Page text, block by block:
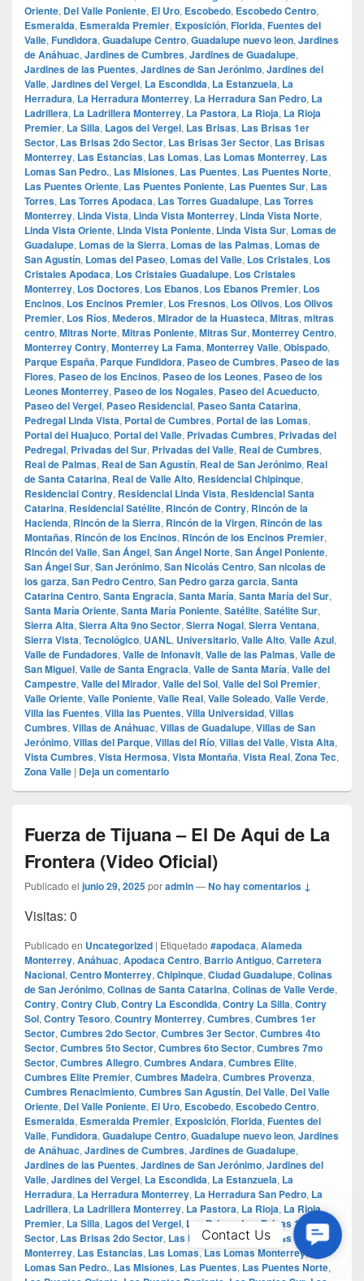
Oriente, Del Valle Poniente, El Uro, Escobedo, Escobedo Centro,
Esmeralda, Esmeralda Premier, Exposición, Florida, Fuentes del
Valle, Fundidora, Guadalupe Centro, Guadalupe nuevo leon, Jardines
de Anáhuac, Jardines de Cumbres, Jardines de Guadalupe,
Jardines de las Puentes, Jardines de San Jerónimo, Jardines del
Valle, Jardines del Vergel, La Escondida, La Estanzuela, La
Herradura, La Herradura Monterrey, La Herradura San Pedro, La
Ladrillera, La Ladrillera Monterrey, La Pastora, La Rioja, La Rioja
Premier, La Silla, Lagos del Vergel, Las Brisas, Las Brisas 1er
Sector, Las Brisas 2do Sector, Las Brisas 3er Sector, Las Brisas
Monterrey, Las Estancias, Las Lomas, Las Lomas Monterrey, Las
Lomas San Pedro., Las Misiones, Las Puentes, Las Puentes Norte,
Las Puentes Oriente, Las Puentes Poniente, Las Puentes Sur, Las
Torres, Las Torres Apodaca, Las Torres Guadalupe, Las Torres
Monterrey, Linda Vista, Linda Vista Monterrey, Linda Vista Norte,
Linda Vista Oriente, Linda Vista Poniente, Linda Vista Sur, Lomas de
Guadalupe, Lomas de la Sierra, Lomas de las Palmas, Lomas de
San Agustín, Lomas del Paseo, Lomas del Valle, Los Cristales, Los
Cristales Apodaca, Los Cristales Guadalupe, Los Cristales
Monterrey, Los Doctores, Los Ebanos, Los Ebanos Premier, Los
Encinos, Los Encinos Premier, Los Fresnos, Los Olivos, Los Olivos
Premier, Los Ríos, Mederos, Mirador de la Huasteca, Mitras, mitras
centro, Mitras Norte, Mitras Poniente, Mitras Sur, Monterrey Centro,
Monterrey Contry, Monterrey La Fama, Monterrey Valle, Obispado,
Parque España, Parque Fundidora, Paseo de Cumbres, Paseo de las
Flores, Paseo de los Encinos, Paseo de los Leones, Paseo de los
Leones Monterrey, Paseo de los Nogales, Paseo del Acueducto,
Paseo del Vergel, Paseo Residencial, Paseo Santa Catarina,
Pedregal Linda Vista, Portal de Cumbres, Portal de las Lomas,
Portal del Huajuco, Portal del Valle, Privadas Cumbres, Privadas del
Pedregal, Privadas del Sur, Privadas del Valle, Real de Cumbres,
Real de Palmas, Real de San Agustín, Real de San Jerónimo, Real
de Santa Catarina, Real de Valle Alto, Residencial Chipinque,
Residencial Contry, Residencial Linda Vista, Residencial Santa
Catarina, Residencial Satélite, Rincón de Contry, Rincón de la
Hacienda, Rincón de la Sierra, Rincón de la Virgen, Rincón de las
Montañas, Rincón de los Encinos, Rincón de los Encinos Premier,
Rincón del Valle, San Ángel, San Ángel Norte, San Ángel Poniente,
San Ángel Sur, San Jerónimo, San Nicolás Centro, San nicolas de
los garza, San Pedro Centro, San Pedro garza garcia, Santa
Catarina Centro, Santa Engracia, Santa María, Santa María del Sur,
Santa María Oriente, Santa María Poniente, Satélite, Satélite Sur,
Sierra Alta, Sierra Alta 9no Sector, Sierra Nogal, Sierra Ventana,
Sierra Vista, Tecnológico, UANL, Universitario, Valle Alto, Valle Azul,
Valle de Fundadores, Valle de Infonavit, Valle de las Palmas, Valle de
San Miguel, Valle de Santa Engracia, Valle de Santa María, Valle del
Campestre, Valle del Mirador, Valle del Sol, Valle del Sol Premier,
Valle Oriente, Valle Poniente, Valle Real, Valle Soleado, Valle Verde,
Villa las Fuentes, Villa las Puentes, Villa Universidad, Villas
Cumbres, Villas de Anáhuac, Villas de Guadalupe, Villas de San
Jerónimo, Villas del Parque, Villas del Río, Villas del Valle, Vista Alta,
Vista Cumbres, Vista Hermosa, Vista Montaña, Vista Real, Zona Tec,
Zona Valle | Deja un comentario
Fuerza de Tijuana – El De Aqui de La
Frontera (Video Oficial)
Publicado el junio 29, 2025poradmin—No hay comentarios ↓
Visitas: 0
Publicado en Uncategorized | Etiquetado #apodaca, Alameda
Monterrey, Anáhuac, Apodaca Centro, Barrio Antiguo, Carretera
Nacional, Centro Monterrey, Chipinque, Ciudad Guadalupe, Colinas
de San Jerónimo, Colinas de Santa Catarina, Colinas de Valle Verde,
Contry, Contry Club, Contry La Escondida, Contry La Silla, Contry
Sol, Contry Tesoro, Country Monterrey, Cumbres, Cumbres 1er
Sector, Cumbres 2do Sector, Cumbres 3er Sector, Cumbres 4to
Sector, Cumbres 5to Sector, Cumbres 6to Sector, Cumbres 7mo
Sector, Cumbres Allegro, Cumbres Andara, Cumbres Elite,
Cumbres Elite Premier, Cumbres Madeira, Cumbres Provenza,
Cumbres Renacimiento, Cumbres San Agustín, Del Valle, Del Valle
Oriente, Del Valle Poniente, El Uro, Escobedo, Escobedo Centro,
Esmeralda, Esmeralda Premier, Exposición, Florida, Fuentes del
Valle, Fundidora, Guadalupe Centro, Guadalupe nuevo leon, Jardines
de Anáhuac, Jardines de Cumbres, Jardines de Guadalupe,
Jardines de las Puentes, Jardines de San Jerónimo, Jardines del
Valle, Jardines del Vergel, La Escondida, La Estanzuela, La
Herradura, La Herradura Monterrey, La Herradura San Pedro, La
Ladrillera, La Ladrillera Monterrey, La Pastora, La Rioja, La Rioja
Premier, La Silla, Lagos del Vergel, Las Brisas
Las Brisas 1er
Sector, Las Brisas 2do Sector, Las Brisas 3er Sector,
Las Brisas
Monterrey, Las Estancias, Las Lomas, Las Lomas Monterrey,
Lomas San Pedro., Las Misiones, Las Puentes, Las Puentes Norte,
Us
Contact Us